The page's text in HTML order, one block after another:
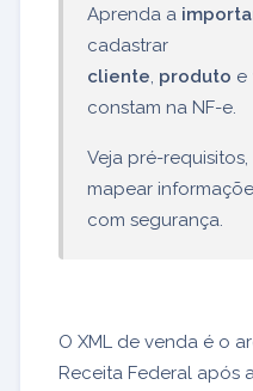
Aprenda a
cadastrar
cliente, produto e
constam na NF-e.
Veja pré-
mapear
com segurança.
O XML de venda é o
Receita Federal após